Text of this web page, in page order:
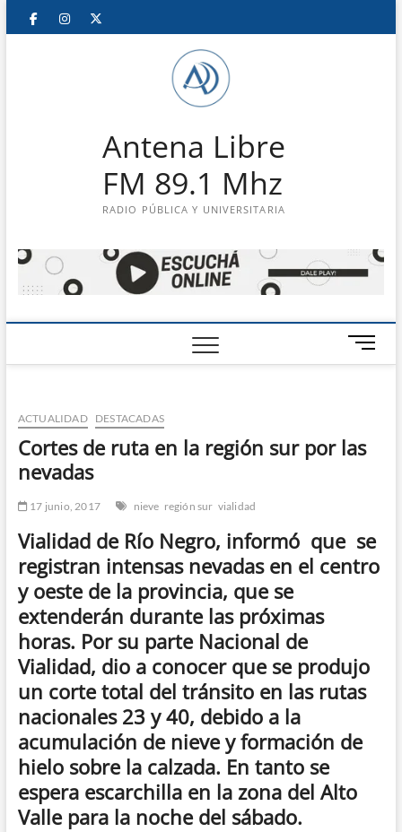
Saltar
FacebookInstagram
Antena Libre
FM 89.1 Mhz
RADIO PÚBLICA Y UNIVERSITARIA
B
o
d
e
ú
ACTUALIDAD DESTACADAS
Cortes de ruta en la región sur por las
nevadas
17 junio, 2017 nieve región sur vialidad
Vialidad de Río Negro, informó que se
registran intensas nevadas en el centro
y oeste de la provincia, que se
extenderán durante las próximas
horas. Por su parte Nacional de
Vialidad, dio a conocer que se produjo
un corte total del tránsito en las rutas
nacionales 23 y 40, debido a la
acumulación de nieve y formación de
hielo sobre la calzada. En tanto se
espera escarchilla en la zona del Alto
Valle para la noche del sábado.